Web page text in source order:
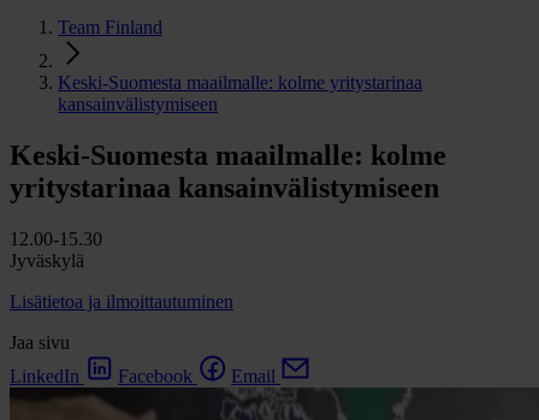
Team Finland
Keski-Suomesta maailmalle: kolme yritystarinaa
kansainvälistymiseen
Keski-Suomesta maailmalle: kolme
yritystarinaa kansainvälistymiseen
12.00-15.30
Jyväskylä
Lisätietoa ja ilmoittautuminen
Jaa sivu
LinkedIn
Facebook Email